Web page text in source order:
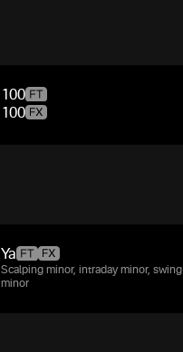
100
100
Ya
Scalping minor, intraday minor, swing
minor